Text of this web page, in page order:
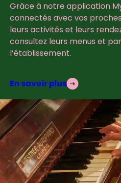
Grâce à notre application
connectés avec vos
leurs activités et leurs
consultez leurs menus et
l’établissement.
En savoir plus